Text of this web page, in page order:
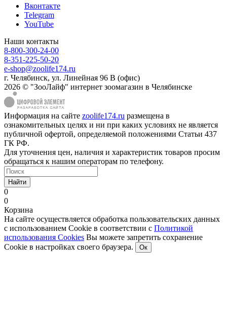
Вконтакте
Telegram
YouTube
Наши контакты
8-800-300-24-00
8-351-225-50-20
e-shop@zoolife174.ru
г. Челябинск, ул. Линейная 96 В (офис)
2026 © "ЗооЛайф" интернет зоомагазин в Челябинске
Информация на сайте zoolife174.ru размещена в
ознакомительных целях и ни при каких условиях не является
публичной офертой, определяемой положениями Статьи 437
ГК РФ.
Для уточнения цен, наличия и характеристик товаров просим
обращаться к нашим операторам по телефону.
Найти
0
0
Корзина
На сайте осуществляется обработка пользовательских данных
с использованием Cookie в соответствии с Политикой
использования Cookies Вы можете запретить сохранение
Cookie в настройках своего браузера.
Ок